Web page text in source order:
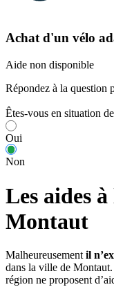
Achat d'un vélo
Aide non disponible
Répondez à la question
Êtes-vous en situation
Oui
Non
Les aides
Montaut
Malheureusement il
dans la ville de
région ne proposent